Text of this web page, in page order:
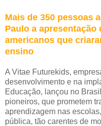
Mais de 350 pessoas
Paulo a
americanos que
ensino
A Vitae Futurekids,
desenvolvimento e na
Educação, lançou no
pioneiros, que prometem
aprendizagem nas
pública, tão carentes de